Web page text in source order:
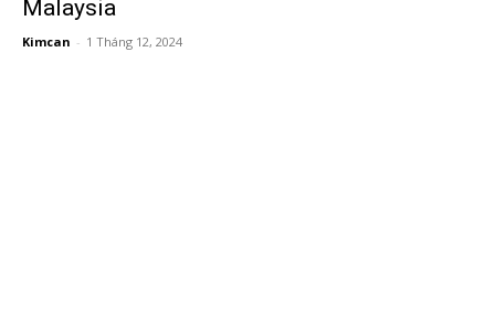
Malaysia
Kimcan - 1 Tháng 12, 2024